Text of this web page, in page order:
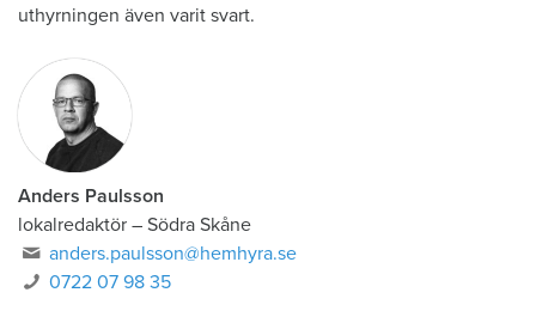
uthyrningen även varit svart.
Anders Paulsson
lokalredaktör – Södra Skåne
anders.paulsson@hemhyra.se
0722 07 98 35